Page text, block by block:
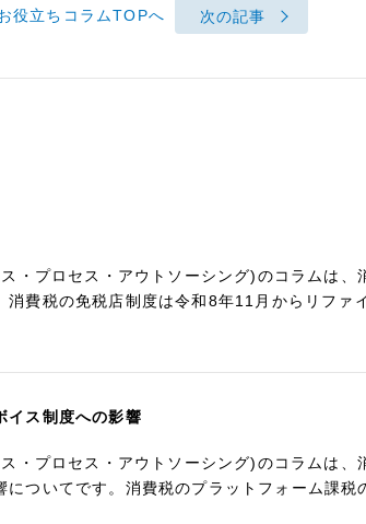
役立ちコラムTOPへ 次の記事
・プロセス・アウトソーシング)のコラムは、
費税の免税店制度は令和8年11月からリファ
イス制度への影響
・プロセス・アウトソーシング)のコラムは、
ついてです。消費税のプラットフォーム課税